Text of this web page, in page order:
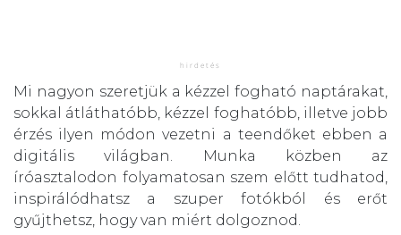
Mi nagyon szeretjük a kézzel fogható naptárakat,
sokkal átláthatóbb, kézzel foghatóbb, illetve jobb
érzés ilyen módon vezetni a teendőket ebben a
digitális világban. Munka közben az
íróasztalodon folyamatosan szem előtt tudhatod,
inspirálódhatsz a szuper fotókból és erőt
gyűjthetsz, hogy van miért dolgoznod.